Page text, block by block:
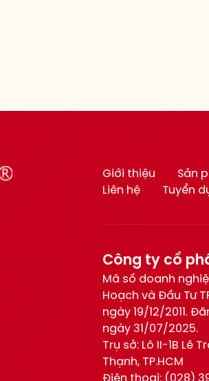
Giới thiệu Sản
Liên hệ
Tuyển
Công ty cổ
Mã số doanh
Hoạch và Đầu Tư
ngày 19/12/2011.
ngày 31/07/2025.
Trụ sở: Lô II-1B Lê
Thạnh, TP.HCM
Điện thoại: (028)